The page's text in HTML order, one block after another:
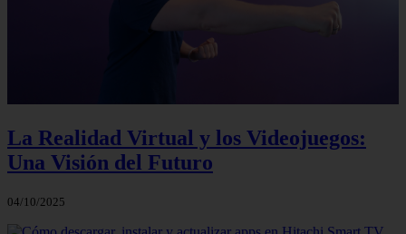
La Realidad Virtual y los Videojuegos:
Una Visión del Futuro
04/10/2025